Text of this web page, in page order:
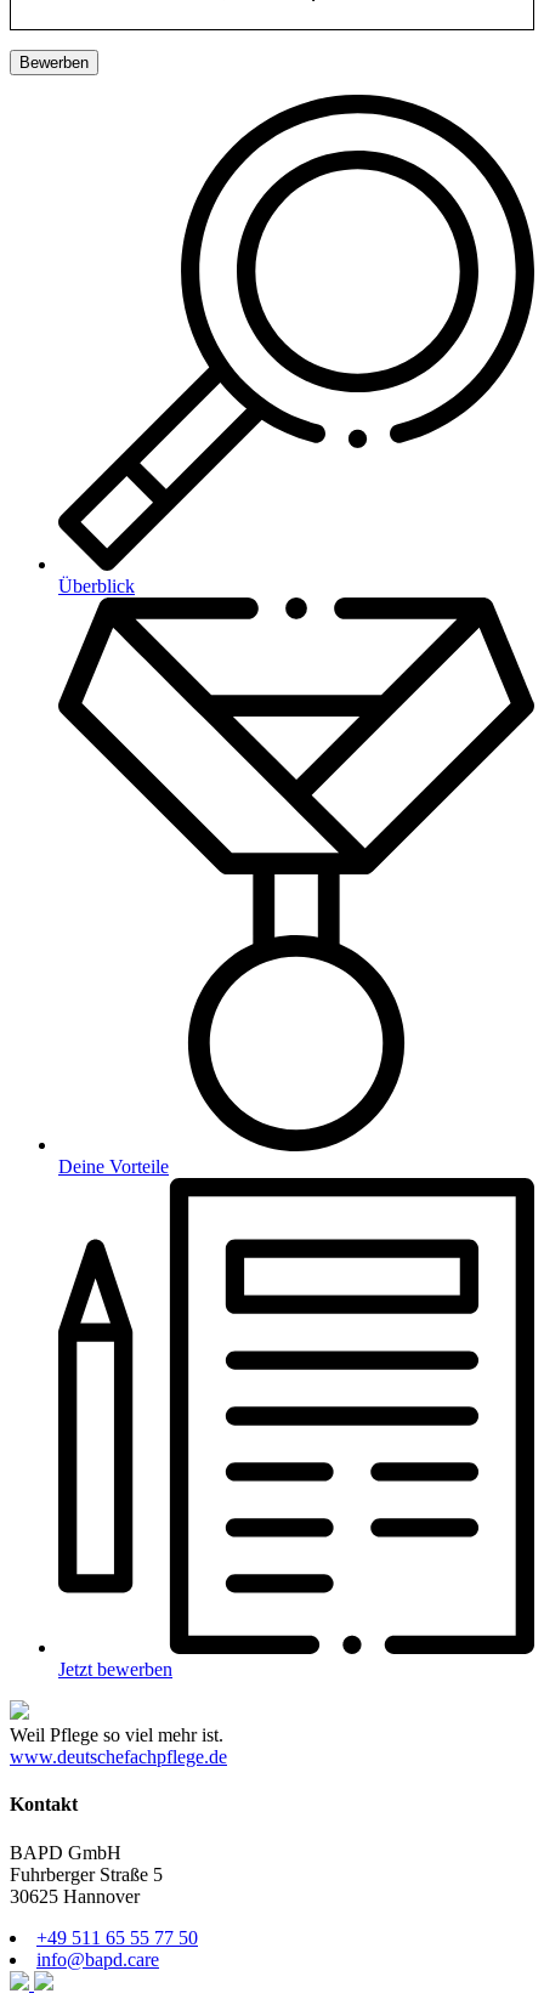
Überblick
Deine Vorteile
Jetzt bewerben
Weil Pflege so viel mehr ist.
www.deutschefachpflege.de
Kontakt
BAPD GmbH
Fuhrberger Straße 5
30625 Hannover
+49 511 65 55 77 50
info@bapd.care